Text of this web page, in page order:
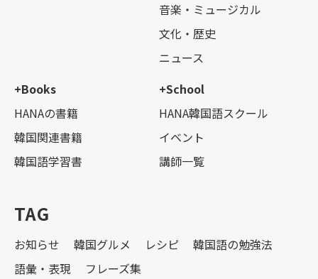
音楽・ミュージカル
文化・歴史
ニュース
+Books
HANAの書籍
韓国関連書籍
韓国語学習書
+School
HANA韓国語スクール
イベント
講師一覧
TAG
お知らせ 韓国グルメ レシピ
韓国語の勉強法
語彙・表現
フレーズ集